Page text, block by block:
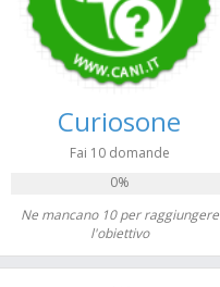
Curiosone
Fai 10 domande
0%
Ne mancano 10 per raggiungere
l'obiettivo